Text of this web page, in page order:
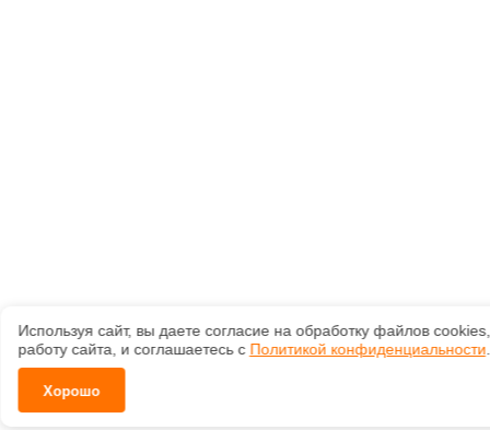
Используя сайт, вы даете согласие на обработку файлов
работу сайта, и соглашаетесь с Политикой конфиденциальности.
Хорошо